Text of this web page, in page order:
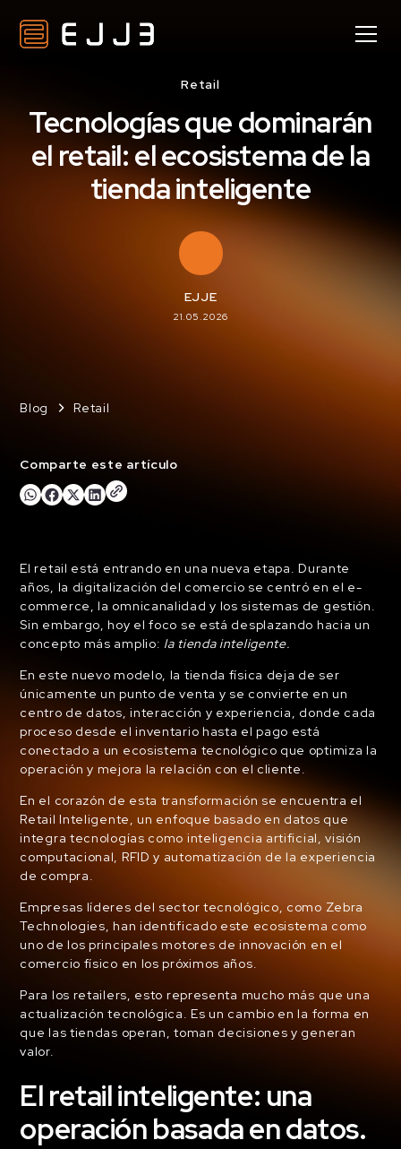
Retail
Tecnologías que dominarán
el retail: el ecosistema de la
tienda inteligente
EJJE
21.05.2026
Blog Retail
Comparte este artículo
El retail está entrando en una nueva etapa. Durante
años, la digitalización del comercio se centró en el e-
commerce, la omnicanalidad y los sistemas de gestión.
Sin embargo, hoy el foco se está desplazando hacia un
concepto más amplio: la tienda inteligente.
En este nuevo modelo, la tienda física deja de ser
únicamente un punto de venta y se convierte en un
centro de datos, interacción y experiencia, donde cada
proceso desde el inventario hasta el pago está
conectado a un ecosistema tecnológico que optimiza la
operación y mejora la relación con el cliente.
En el corazón de esta transformación se encuentra el
Retail Inteligente, un enfoque basado en datos que
integra tecnologías como inteligencia artificial, visión
computacional, RFID y automatización de la experiencia
de compra.
Empresas líderes del sector tecnológico, como Zebra
Technologies, han identificado este ecosistema como
uno de los principales motores de innovación en el
comercio físico en los próximos años.
Para los retailers, esto representa mucho más que una
actualización tecnológica. Es un cambio en la forma en
que las tiendas operan, toman decisiones y generan
valor.
El retail inteligente: una
operación basada en datos.